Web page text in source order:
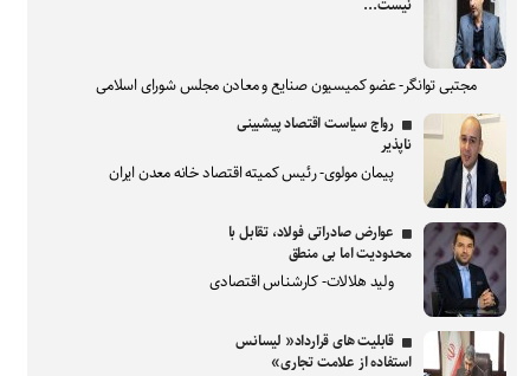
نیست...
مجتبی توانگر- عضو کمیسیون صنایع و معادن مجلس شورای اسلامی
رواج سیاست اقتصاد پیشبینی
ناپذیر
پیمان مولوی- رئیس کمیته اقتصاد خانه معدن ایران
عوارض صادراتی فولاد، تقابل با
محدودیت اما بی منطق
ولید هلالات- کارشناس اقتصادی
قابلیت های قرارداد« لیسانس
استفاده از علامت تجاری»